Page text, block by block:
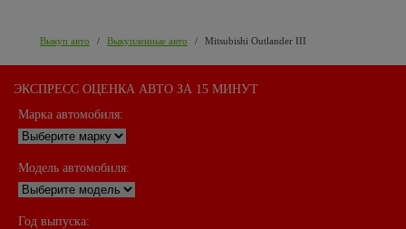
Выкуп авто / Выкупленные авто / Mitsubishi Outlander III
ЭКСПРЕСС ОЦЕНКА АВТО ЗА 15 МИНУТ
Марка автомобиля:
Модель автомобиля:
Год выпуска: